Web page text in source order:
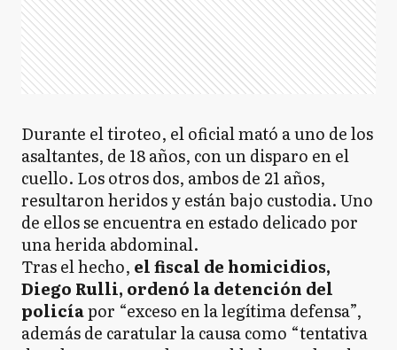
Durante el tiroteo, el oficial mató a uno de los
asaltantes, de 18 años, con un disparo en el
cuello. Los otros dos, ambos de 21 años,
resultaron heridos y están bajo custodia. Uno
de ellos se encuentra en estado delicado por
una herida abdominal.
Tras el hecho, el fiscal de homicidios,
Diego Rulli, ordenó la detención del
policíapor “exceso en la legítima defensa”,
además de caratular la causa como “tentativa